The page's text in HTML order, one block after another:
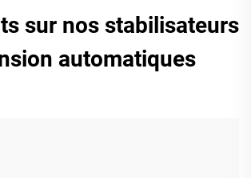
sur nos stabilisateurs
automatiques